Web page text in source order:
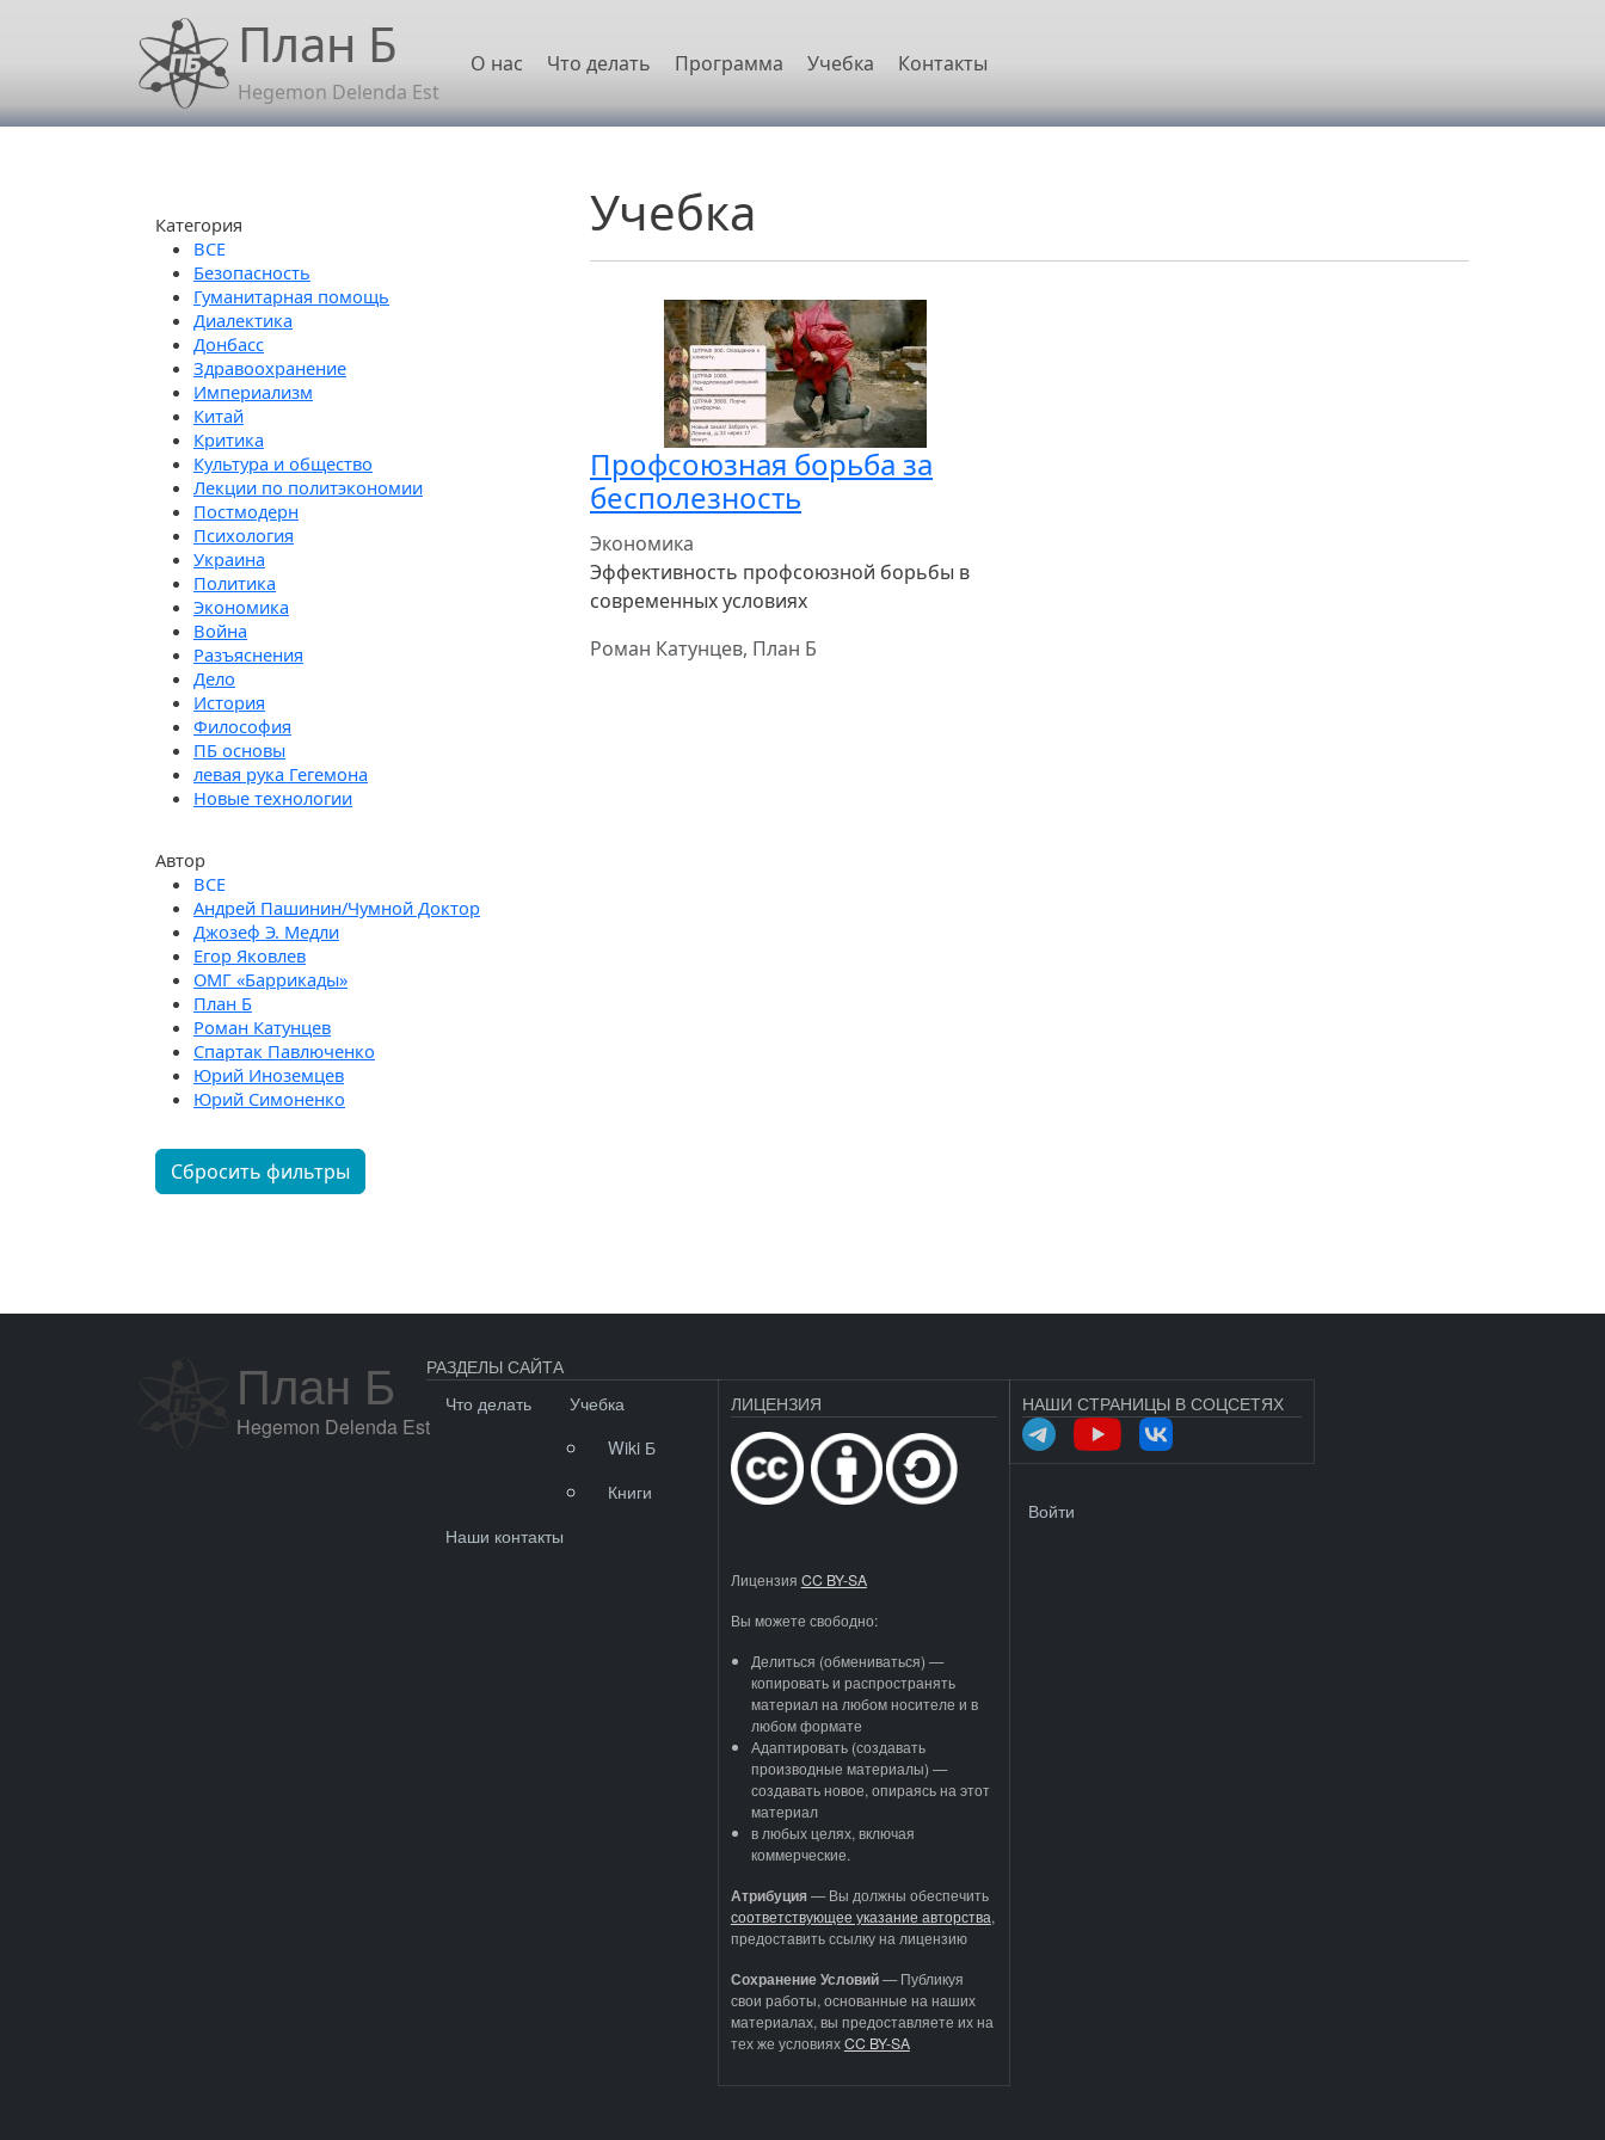
Перейти к основному содержаниюПлан Б
Hegemon Delenda Est
Основная навигация
О нас Что делать Программа Учебка Контакты
Учебка
Профсоюзная борьба за
бесполезность
Экономика
Эффективность профсоюзной борьбы в
современных условиях
Роман Катунцев, План Б
Категория
Безопасность
Гуманитарная помощь
Диалектика
Донбасс
Здравоохранение
Империализм
Китай
Критика
Культура и общество
Лекции по политэкономии
Постмодерн
Психология
Украина
Политика
Экономика
Война
Разъяснения
Дело
История
Философия
ПБ основы
левая рука Гегемона
Новые технологии
Автор
Андрей Пашинин/Чумной Доктор
Джозеф Э. Медли
Егор Яковлев
ОМГ «Баррикады»
План Б
Роман Катунцев
Спартак Павлюченко
Юрий Иноземцев
Юрий Симоненко
Сбросить фильтры
План Б
Hegemon Delenda Est
РАЗДЕЛЫ САЙТА
Что делать
Учебка
Wiki Б
Книги
Наши контакты
ЛИЦЕНЗИЯ
Лицензия CC BY-SA
Вы можете свободно:
Делиться (обмениваться) —
копировать и распространять
материал на любом носителе и в
любом формате
Адаптировать (создавать
производные материалы) —
создавать новое, опираясь на этот
материал
в любых целях, включая
коммерческие.
Атрибуция—Вы должны обеспечить
соответствующее указание авторства,
предоставить ссылку на лицензию
Сохранение Условий— Публикуя
свои работы, основанные на наших
материалах, вы предоставляете их на
тех же условияхCC BY-SA
НАШИ СТРАНИЦЫ В СОЦСЕТЯХ
Войти